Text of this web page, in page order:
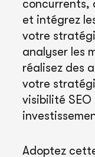
concurrents,
et intégrez
votre
analyser les
réalisez des
votre
visibilité
Adoptez